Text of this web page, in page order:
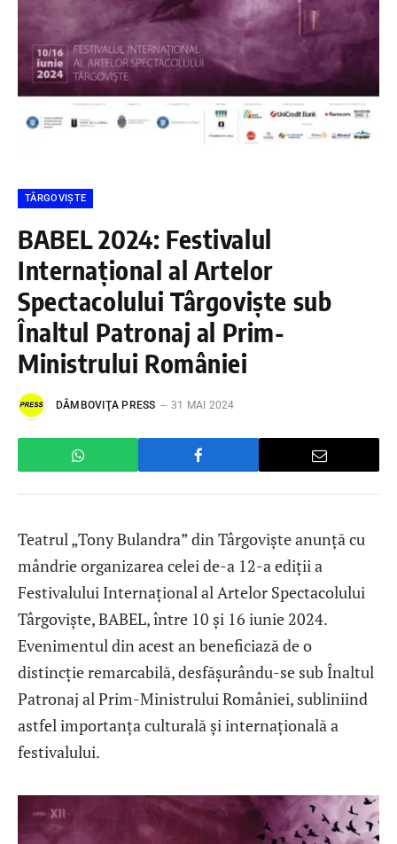
TÂRGOVIȘTE
BABEL 2024: Festivalul
Internațional al Artelor
Spectacolului Târgoviște sub
Înaltul Patronaj al Prim-
Ministrului României
DÂMBOVIŢA PRESS 31 MAI 2024
Teatrul „Tony Bulandra” din Târgoviște anunță cu
mândrie organizarea celei de-a 12-a ediții a
Festivalului Internațional al Artelor Spectacolului
Târgoviște, BABEL, între 10 și 16 iunie 2024.
Evenimentul din acest an beneficiază de o
distincție remarcabilă, desfășurându-se sub Înaltul
Patronaj al Prim-Ministrului României, subliniind
astfel importanța culturală și internațională a
festivalului.